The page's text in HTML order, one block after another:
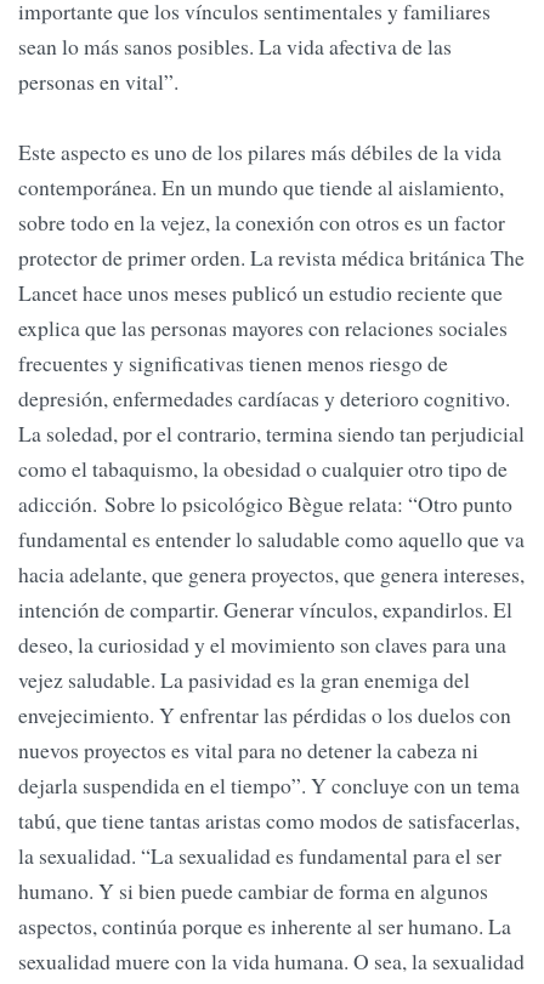
importante que los vínculos sentimentales y familiares
sean lo más sanos posibles. La vida afectiva de las
personas en vital”.
Este aspecto es uno de los pilares más débiles de la vida
contemporánea. En un mundo que tiende al aislamiento,
sobre todo en la vejez, la conexión con otros es un factor
protector de primer orden. La revista médica británica The
Lancet hace unos meses publicó un estudio reciente que
explica que las personas mayores con relaciones sociales
frecuentes y significativas tienen menos riesgo de
depresión, enfermedades cardíacas y deterioro cognitivo.
La soledad, por el contrario, termina siendo tan perjudicial
como el tabaquismo, la obesidad o cualquier otro tipo de
adicción. Sobre lo psicológico Bègue relata: “Otro punto
fundamental es entender lo saludable como aquello que va
hacia adelante, que genera proyectos, que genera intereses,
intención de compartir. Generar vínculos, expandirlos. El
deseo, la curiosidad y el movimiento son claves para una
vejez saludable. La pasividad es la gran enemiga del
envejecimiento. Y enfrentar las pérdidas o los duelos con
nuevos proyectos es vital para no detener la cabeza ni
dejarla suspendida en el tiempo”. Y concluye con un tema
tabú, que tiene tantas aristas como modos de satisfacerlas,
la sexualidad. “La sexualidad es fundamental para el ser
humano. Y si bien puede cambiar de forma en algunos
aspectos, continúa porque es inherente al ser humano. La
sexualidad muere con la vida humana. O sea, la sexualidad